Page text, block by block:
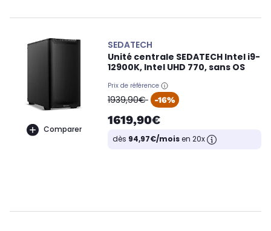
Comparer
SEDATECH
Unité centrale SEDATECH Intel i9-
12900K, Intel UHD 770, sans OS
Prix de référence
oldPrice
1939,90€ -16%
1619,90€
dès 94,97€/moisen 20x